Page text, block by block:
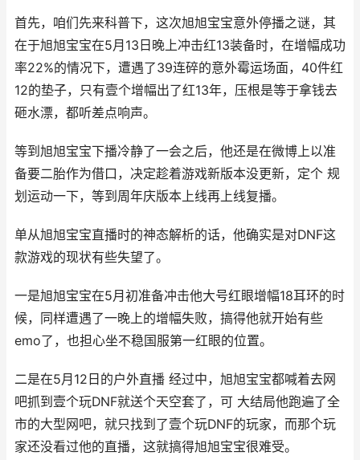
首先，咱们先来科普下，这次旭旭宝宝意外停播之谜，其
在于旭旭宝宝在5月13日晚上冲击红13装备时，在增幅成功
率22%的情况下，遭遇了39连碎的意外霉运场面，40件红
12的垫子，只有壹个增幅出了红13年，压根是等于拿钱去
砸水漂，都听差点响声。
等到旭旭宝宝下播冷静了一会之后，他还是在微博上以准
备要二胎作为借口，决定趁着游戏新版本没更新，定个 规
划运动一下，等到周年庆版本上线再上线复播。
单从旭旭宝宝直播时的神态解析的话，他确实是对DNF这
款游戏的现状有些失望了。
一是旭旭宝宝在5月初准备冲击他大号红眼增幅18耳环的时
候，同样遭遇了一晚上的增幅失败，搞得他就开始有些
emo了，也担心坐不稳国服第一红眼的位置。
二是在5月12日的户外直播 经过中，旭旭宝宝都喊着去网
吧抓到壹个玩DNF就送个天空套了，可 大结局他跑遍了全
市的大型网吧，就只找到了壹个玩DNF的玩家，而那个玩
家还没看过他的直播，这就搞得旭旭宝宝很难受。